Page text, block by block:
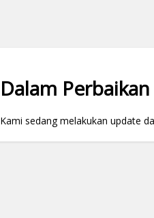
Dalam
Kami sedang melakukan update